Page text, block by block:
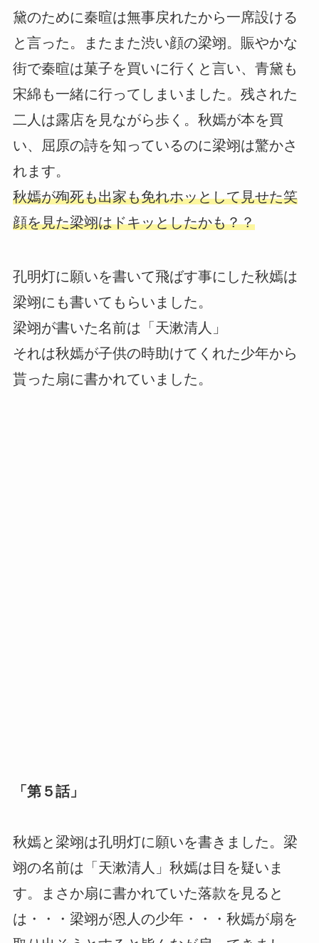
黛のために秦暄は無事戻れたから一席設ける
と言った。またまた渋い顔の梁翊。賑やかな
街で秦暄は菓子を買いに行くと言い、青黛も
宋綿も一緒に行ってしまいました。残された
二人は露店を見ながら歩く。秋嫣が本を買
い、屈原の詩を知っているのに梁翊は驚かさ
れます。
秋嫣が殉死も出家も免れホッとして見せた笑
顔を見た梁翊はドキッとしたかも？？
孔明灯に願いを書いて飛ばす事にした秋嫣は
梁翊にも書いてもらいました。
梁翊が書いた名前は「天漱清人」
それは秋嫣が子供の時助けてくれた少年から
貰った扇に書かれていました。
「第５話」
秋嫣と梁翊は孔明灯に願いを書きました。梁
翊の名前は「天漱清人」秋嫣は目を疑いま
す。まさか扇に書かれていた落款を見ると
は・・・梁翊が恩人の少年・・・秋嫣が扇を